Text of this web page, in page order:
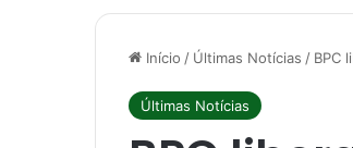
Início / Últimas Notícias / BPC
Últimas Notícias